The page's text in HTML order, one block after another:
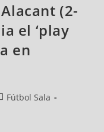
(2-
el ‘play
en
Fútbol Sala